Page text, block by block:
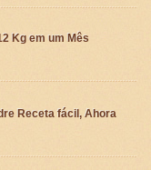
Kg em um Mês
Receta fácil, Ahora